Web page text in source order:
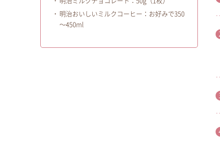
明治おいしいミルクコーヒー：お好みで350
～450ml